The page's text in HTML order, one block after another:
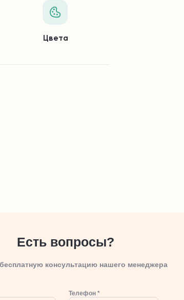
Цвета
Есть вопросы?
консультацию нашего менеджера
Телефон *